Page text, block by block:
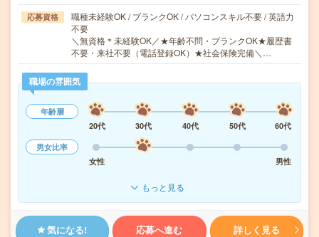
応募資格
職種未経験OK / ブランクOK / パソコンスキル不要 / 英語力
不要
＼無資格＊未経験OK／★年齢不問・ブランクOK★履歴書
不要・来社不要（電話登録OK）★社会保険完備＼…
職場の雰囲気
年齢層
20代
30代 40代 50代
60代
男女比率
女性
男性
もっと見る
気になる! 応募へ進む 詳しく見る